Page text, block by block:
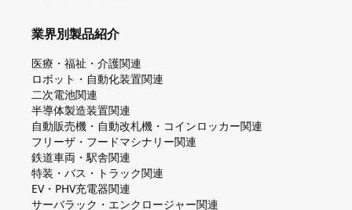
業界別製品紹介
医療・福祉・介護関連
ロボット・自動化装置関連
二次電池関連
半導体製造装置関連
自動販売機・自動改札機・コインロッカー関連
フリーザ・フードマシナリー関連
鉄道車両・駅舎関連
特装・バス・トラック関連
EV・PHV充電器関連
サーバラック・エンクロージャー関連